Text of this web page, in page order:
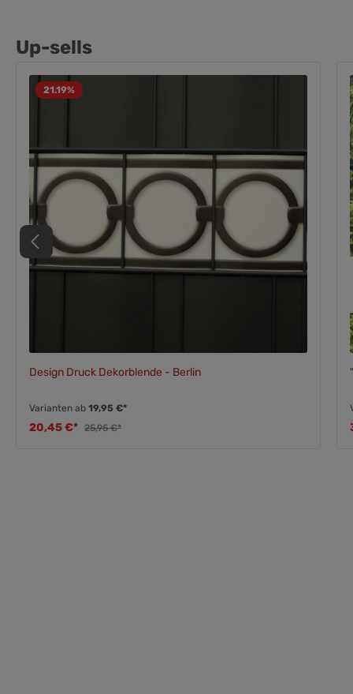
Up-sells
21.19%
Design Druck Dekorblende - Berlin
Varianten ab19,95 €*
20,45 €* 25,95 €*